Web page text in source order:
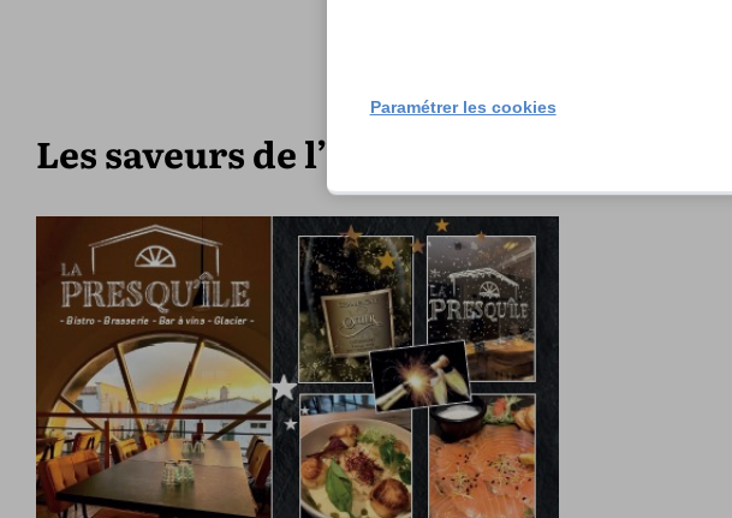
Les saveurs de l’hiver avec La Presqu’Île
Paramétrer les cookies